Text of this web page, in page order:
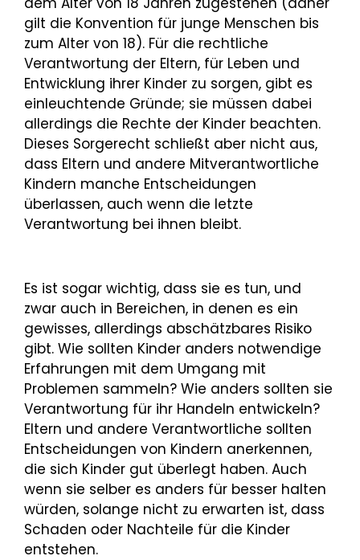
gilt die Konvention für junge Menschen bis
zum Alter von 18). Für die rechtliche
Verantwortung der Eltern, für Leben und
Entwicklung ihrer Kinder zu sorgen, gibt es
einleuchtende Gründe; sie müssen dabei
allerdings die Rechte der Kinder beachten.
Dieses Sorgerecht schließt aber nicht aus,
dass Eltern und andere Mitverantwortliche
Kindern manche Entscheidungen
überlassen, auch wenn die letzte
Verantwortung bei ihnen bleibt.
Es ist sogar wichtig, dass sie es tun, und
zwar auch in Bereichen, in denen es ein
gewisses, allerdings abschätzbares Risiko
gibt. Wie sollten Kinder anders notwendige
Erfahrungen mit dem Umgang mit
Problemen sammeln? Wie anders sollten sie
Verantwortung für ihr Handeln entwickeln?
Eltern und andere Verantwortliche sollten
Entscheidungen von Kindern anerkennen,
die sich Kinder gut überlegt haben. Auch
wenn sie selber es anders für besser halten
würden, solange nicht zu erwarten ist, dass
Schaden oder Nachteile für die Kinder
entstehen.